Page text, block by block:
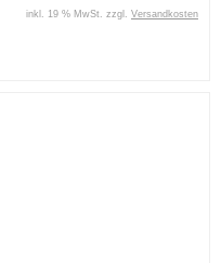
inkl. 19 % MwSt. zzgl. Versandkosten